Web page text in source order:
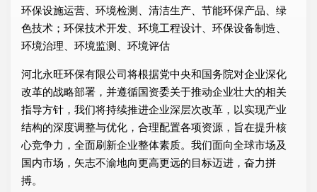
环保设施运营、环境检测、清洁生产、节能环保产品、绿
色技术；环保技术开发、环境工程设计、环保设备制造、
环境治理、环境监测、环境评估
河北永旺环保有限公司将根据党中央和国务院对企业深化
改革的战略部署，并遵循国资委关于推动企业壮大的相关
指导方针，我们将持续推进企业深层次改革，以实现产业
结构的深度调整与优化，合理配置各项资源，旨在提升核
心竞争力，全面刷新企业整体素质。我们面向全球市场及
国内市场，矢志不渝地向更高更远的目标迈进，奋力拼
搏。